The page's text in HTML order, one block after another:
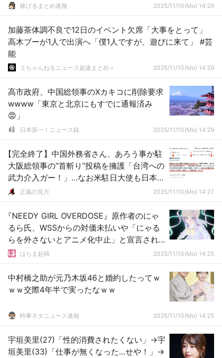
稼げるまとめ速報 2025/11/10(Mo) 14:29
加藤茶体調不良で12日のイベント欠席「大事をとって」
高木ブーが1人で出演へ「僕1人ですが、遊びに来て」 #芸
能
２ちゃんねるニュース超速まとめ＋ 2025/11/10(Mo) 14:29
高市政府、中国総領事のXカキコに削除要求
wwww「東京と北京にもすでに通報済み
😡」
日本第一！ニュース録 2025/11/10(Mo) 14:29
【完全終了】中国外務省さん、あろう事か駐
大阪総領事の“首斬り”投稿を擁護「台湾への
武力介入ガー！」…なお米駐日大使も日本に
加勢した模様
正義の見方 2025/11/10(Mo) 14:27
『NEEDY GIRL OVERDOSE』原作者のにゃ
るら氏、WSSからの対価未払いや「にゃる
らを外さないとアニメ化中止」と宣言され
たことを明かす… WSS側も反論
はちま起稿 2025/11/10(Mo) 14:25
中村橋之助が元乃木坂46と婚約したってｗ
ｗｗ交際4年半で実ったなｗｗ
時事ネタニュース速報 2025/11/10(Mo) 14:25
宇垣美里(27)「性的消費されたくない」→宇
垣美里(33)「仕事が無くなった…せや！」→